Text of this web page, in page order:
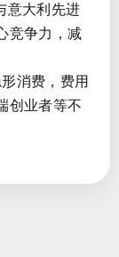
意大利先进
竞争力，减
消费，费用
创业者等不